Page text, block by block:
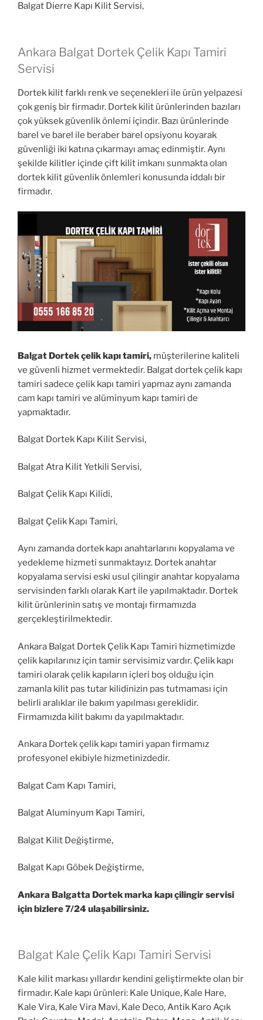
Balgat Dierre Kapı Kilit Servisi,
Ankara Balgat Dortek Çelik Kapı Tamiri
Servisi
Dortek kilit farklı renk ve seçenekleri ile ürün yelpazesi
çok geniş bir firmadır. Dortek kilit ürünlerinden bazıları
çok yüksek güvenlik önlemi içindir. Bazı ürünlerinde
barel ve barel ile beraber barel opsiyonu koyarak
güvenliği iki katına çıkarmayı amaç edinmiştir. Aynı
şekilde kilitler içinde çift kilit imkanı sunmakta olan
dortek kilit güvenlik önlemleri konusunda iddalı bir
firmadır.
Balgat Dortek çelik kapı tamiri, müşterilerine kaliteli
ve güvenli hizmet vermektedir. Balgat dortek çelik kapı
tamiri sadece çelik kapı tamiri yapmaz aynı zamanda
cam kapı tamiri ve alüminyum kapı tamiri de
yapmaktadır.
Balgat Dortek Kapı Kilit Servisi,
Balgat Atra Kilit Yetkili Servisi,
Balgat Çelik Kapı Kilidi,
Balgat Çelik Kapı Tamiri,
Aynı zamanda dortek kapı anahtarlarını kopyalama ve
yedekleme hizmeti sunmaktayız. Dortek anahtar
kopyalama servisi eski usul çilingir anahtar kopyalama
servisinden farklı olarak Kart ile yapılmaktadır. Dortek
kilit ürünlerinin satış ve montajı firmamızda
gerçekleştirilmektedir.
Ankara Balgat Dortek Çelik Kapı Tamiri hizmetimizde
çelik kapılarınız için tamir servisimiz vardır. Çelik kapı
tamiri olarak çelik kapıların içleri boş olduğu için
zamanla kilit pas tutar kilidinizin pas tutmaması için
belirli aralıklar ile bakım yapılması gereklidir.
Firmamızda kilit bakımı da yapılmaktadır.
Ankara Dortek çelik kapı tamiri yapan firmamız
profesyonel ekibiyle hizmetinizdedir.
Balgat Cam Kapı Tamiri,
Balgat Aluminyum Kapı Tamiri,
Balgat Kilit Değiştirme,
Balgat Kapı Göbek Değiştirme,
Ankara Balgatta Dortek marka kapı çilingir servisi
için bizlere 7/24 ulaşabilirsiniz.
Balgat Kale Çelik Kapı Tamiri Servisi
Kale kilit markası yıllardır kendini geliştirmekte olan bir
firmadır. Kale kapı ürünleri: Kale Unique, Kale Hare,
Kale Vira, Kale Vira Mavi, Kale Deco, Antik Karo Açık